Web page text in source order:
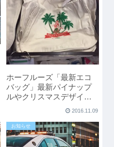
ホーフルーズ「最新エコ
バッグ」最新パイナップ
ルやクリスマスデザイン
2016.11.09
お知らせ